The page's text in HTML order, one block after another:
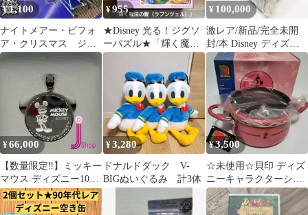
¥1,100
ナイトメアー・ビフォ
ア・クリスマス ジャ
ック&メイヤー楽しい
クリスマス？ジャンク
¥955
★Disney 光る！ジグソ
ーパズル★「輝く魔法
の髪 ラプンツェル」
108ピース
¥ 100,000
激レア/新品/完全未開
封/本 Disney ディズニ
ー 生命を吹き込む魔法
¥66,000
【数量限定‼️】ミッキー
マウス ディズニー100
純プラチナ(99.95%) ペ
ンダントトップ
¥3,280
ドナルドダック V-
BIGぬいぐるみ 計3体
¥3,500
☆未使用☆貝印 ディズ
ニーキャラクターシリ
ーズ 両手鍋(20cm)ミニ
ー